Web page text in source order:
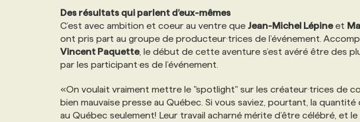
NOS TARIFS
PROGRAMMES DE SUBVENTIONS
ANNONCEZ AVEC NOUS
Des résultats qui parlent d’eux-mêmes
C’est avec ambition et coeur au ventre que Jean-Michel Lépineet
ont pris part au groupe de producteur·trices de l’événement.
Vincent Paquette, le début de cette aventure s’est avéré être des
par les participant·es de l’événement.
«On voulait vraiment mettre le "spotlight" sur les créateur·trices de
bien mauvaise presse au Québec. Si vous saviez, pourtant, la
au Québec seulement! Leur travail acharné mérite d’être célébré, et